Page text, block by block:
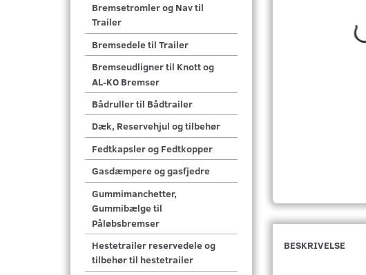
Bremsetromler og Nav til
Trailer
Bremsedele til Trailer
Bremseudligner til Knott og
AL-KO Bremser
Bådruller til Bådtrailer
Dæk, Reservehjul og tilbehør
Fedtkapsler og Fedtkopper
Gasdæmpere og gasfjedre
Gummimanchetter,
Gummibælge til
Påløbsbremser
Hestetrailer reservedele og
tilbehør til hestetrailer
BESKRIVELSE